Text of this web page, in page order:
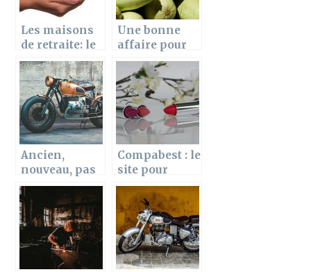
Les maisons
de retraite: le
désespoir du
3e âge
Une bonne
affaire pour
rendre service
aux gens en
2020
Ancien,
nouveau, pas
si
contradictoire
que ça
Compabest : le
site pour
trouver les
meilleurs
produits de
beauté